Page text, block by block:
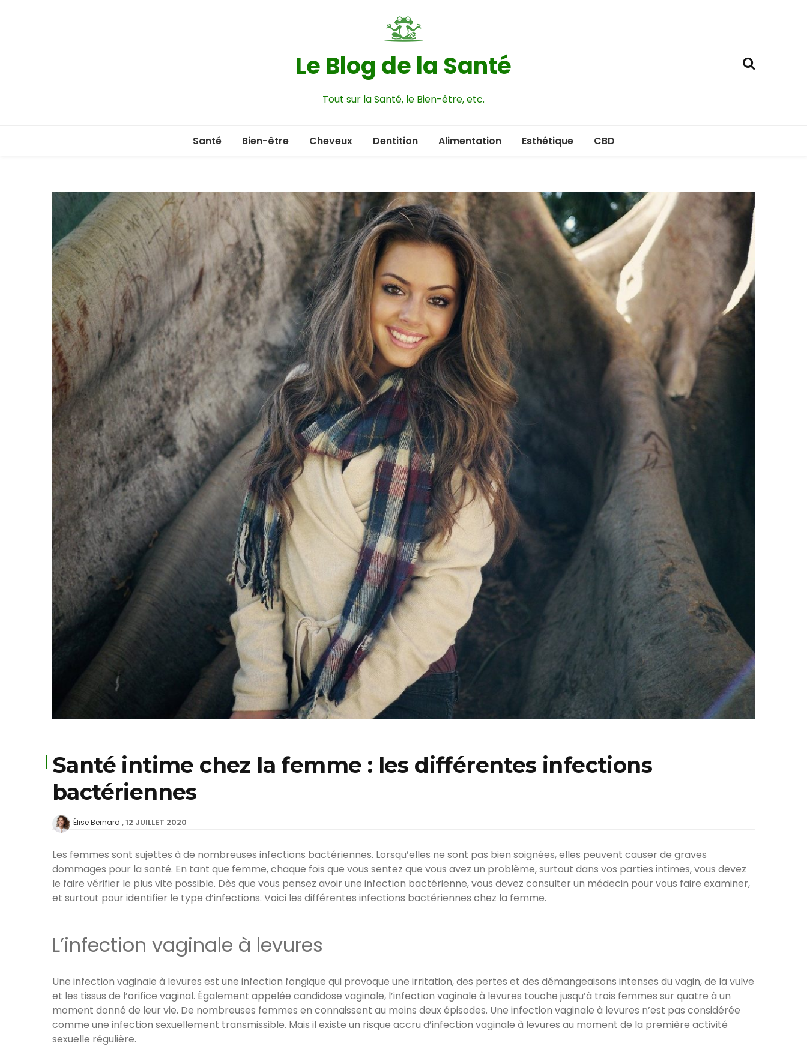
Le Blog de la Santé
Tout sur la Santé, le Bien-être, etc.
Santé Bien-être Cheveux Dentition Alimentation Esthétique CBD
Santé intime chez la femme : les différentes infections
bactériennes
Élise Bernard 12 JUILLET 2020
Les femmes sont sujettes à de nombreuses infections bactériennes. Lorsqu’elles ne sont pas bien soignées, elles peuvent causer de graves
dommages pour la santé. En tant que femme, chaque fois que vous sentez que vous avez un problème, surtout dans vos parties intimes, vous devez
le faire vérifier le plus vite possible. Dès que vous pensez avoir une infection bactérienne, vous devez consulter un médecin pour vous faire examiner,
et surtout pour identifier le type d’infections. Voici les différentes infections bactériennes chez la femme.
L’infection vaginale à levures
Une infection vaginale à levures est une infection fongique qui provoque une irritation, des pertes et des démangeaisons intenses du vagin, de la vulve
et les tissus de l’orifice vaginal. Également appelée candidose vaginale, l’infection vaginale à levures touche jusqu’à trois femmes sur quatre à un
moment donné de leur vie. De nombreuses femmes en connaissent au moins deux épisodes. Une infection vaginale à levures n’est pas considérée
comme une infection sexuellement transmissible. Mais il existe un risque accru d’infection vaginale à levures au moment de la première activité
sexuelle régulière.